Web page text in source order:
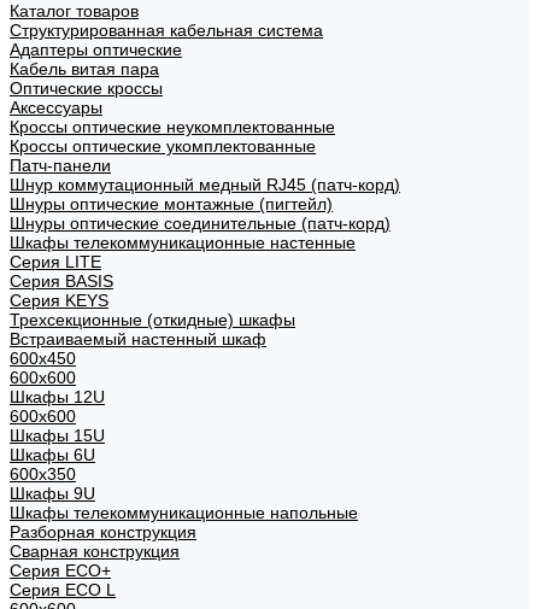
Каталог товаров
Структурированная кабельная система
Адаптеры оптические
Кабель витая пара
Оптические кроссы
Аксессуары
Кроссы оптические неукомплектованные
Кроссы оптические укомплектованные
Патч-панели
Шнур коммутационный медный RJ45 (патч-корд)
Шнуры оптические монтажные (пигтейл)
Шнуры оптические соединительные (патч-корд)
Шкафы телекоммуникационные настенные
Cерия LITE
Cерия BASIS
Cерия KEYS
Трехсекционные (откидные) шкафы
Встраиваемый настенный шкаф
600x450
600x600
Шкафы 12U
600x600
Шкафы 15U
Шкафы 6U
600x350
Шкафы 9U
Шкафы телекоммуникационные напольные
Разборная конструкция
Сварная конструкция
Серия ECO+
Серия ECO L